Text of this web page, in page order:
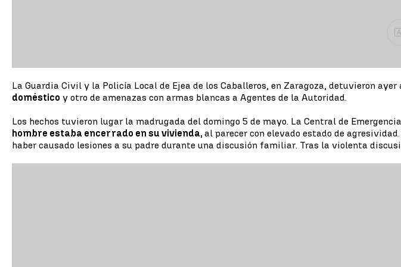
La Guardia Civil y la Policía Local de Ejea de los Caballeros, en Zaragoza, detuvieron
doméstico y otro de amenazas con armas blancas a Agentes de la Autoridad.
Los hechos tuvieron lugar la madrugada del domingo 5 de mayo. La Central de
hombre estaba encerrado en su vivienda, al parecer con elevado estado de
haber causado lesiones a su padre durante una discusión familiar. Tras la violenta